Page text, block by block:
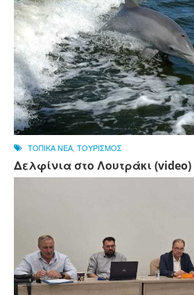
ΤΟΠΙΚΑ ΝΕΑ ΤΟΥΡΙΣΜΟΣ
Δελφίνια στο Λουτράκι (video)